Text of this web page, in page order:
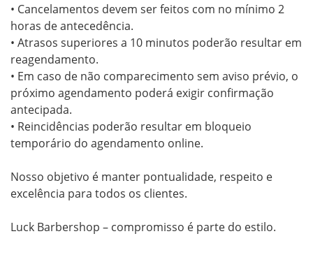
• Cancelamentos devem ser feitos com no mínimo 2
horas de antecedência.
• Atrasos superiores a 10 minutos poderão resultar em
reagendamento.
• Em caso de não comparecimento sem aviso prévio, o
próximo agendamento poderá exigir confirmação
antecipada.
• Reincidências poderão resultar em bloqueio
temporário do agendamento online.
Nosso objetivo é manter pontualidade, respeito e
excelência para todos os clientes.
Luck Barbershop – compromisso é parte do estilo.